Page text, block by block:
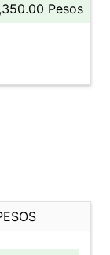
Pesos